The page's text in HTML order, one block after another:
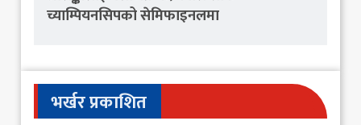
च्याम्पियनसिपको सेमिफाइनलमा
भर्खर प्रकाशित